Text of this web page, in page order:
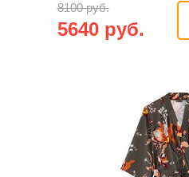
8100 руб.
5640 руб.